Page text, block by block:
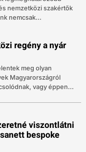
nemzetközi szakértők
nemcsak...
regény a nyár
meg olyan
Magyarországról
vagy éppen...
viszontlátni
bespoke